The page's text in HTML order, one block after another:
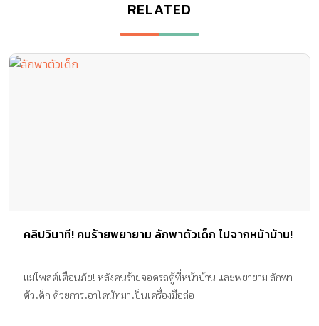
RELATED
คลิปวินาที! คนร้ายพยายาม ลักพาตัวเด็ก ไปจากหน้าบ้าน!
แม่โพสต์เตือนภัย! หลังคนร้ายจอดรถตู้ที่หน้าบ้าน และพยายาม ลักพา
ตัวเด็ก ด้วยการเอาโดนัทมาเป็นเครื่องมือล่อ